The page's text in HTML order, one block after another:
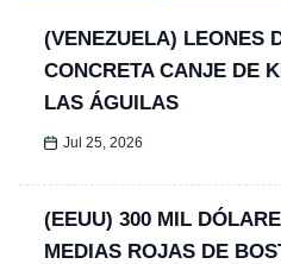
(VENEZUELA) LEONES
CONCRETA CANJE DE
LAS ÁGUILAS
Jul 25, 2026
(EEUU) 300 MIL
MEDIAS ROJAS DE